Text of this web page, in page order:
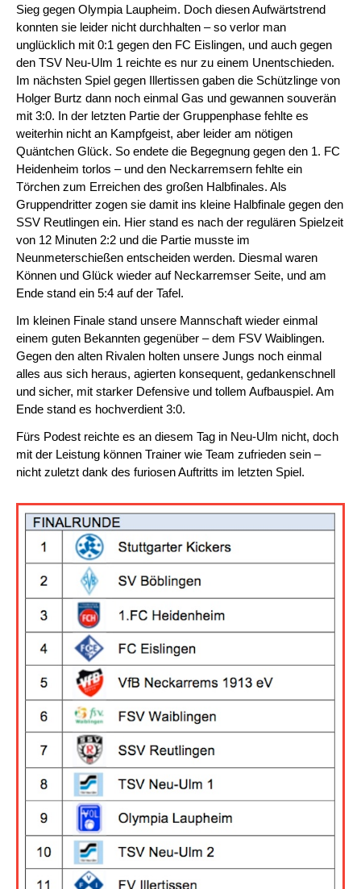
Sieg gegen Olympia Laupheim. Doch diesen Aufwärtstrend
konnten sie leider nicht durchhalten – so verlor man
unglücklich mit 0:1 gegen den FC Eislingen, und auch gegen
den TSV Neu-Ulm 1 reichte es nur zu einem Unentschieden.
Im nächsten Spiel gegen Illertissen gaben die Schützlinge von
Holger Burtz dann noch einmal Gas und gewannen souverän
mit 3:0. In der letzten Partie der Gruppenphase fehlte es
weiterhin nicht an Kampfgeist, aber leider am nötigen
Quäntchen Glück. So endete die Begegnung gegen den 1. FC
Heidenheim torlos – und den Neckarremsern fehlte ein
Törchen zum Erreichen des großen Halbfinales. Als
Gruppendritter zogen sie damit ins kleine Halbfinale gegen den
SSV Reutlingen ein. Hier stand es nach der regulären Spielzeit
von 12 Minuten 2:2 und die Partie musste im
Neunmeterschießen entscheiden werden. Diesmal waren
Können und Glück wieder auf Neckarremser Seite, und am
Ende stand ein 5:4 auf der Tafel.
Im kleinen Finale stand unsere Mannschaft wieder einmal
einem guten Bekannten gegenüber – dem FSV Waiblingen.
Gegen den alten Rivalen holten unsere Jungs noch einmal
alles aus sich heraus, agierten konsequent, gedankenschnell
und sicher, mit starker Defensive und tollem Aufbauspiel. Am
Ende stand es hochverdient 3:0.
Fürs Podest reichte es an diesem Tag in Neu-Ulm nicht, doch
mit der Leistung können Trainer wie Team zufrieden sein –
nicht zuletzt dank des furiosen Auftritts im letzten Spiel.